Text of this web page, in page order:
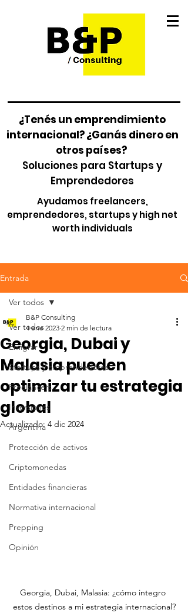
¿Tenés un emprendimiento
internacional? ¿Ganás dinero en
otros países?
Soluciones para Startups y
Emprendedores
Ayudamos freelancers,
emprendedores, startups y high net
worth individuals
Entrada
Ver todos
Emigrar
Startups y emprendedores
Freelancers
Inversiones
Argentina
Protección de activos
Criptomonedas
Entidades financieras
Normativa internacional
Prepping
Opinión
Ver todos
Georgia, Dubai y
Malasia pueden
optimizar tu estrategia
global
B&P Consulting
4 ene 2023 2 min de lectura
Actualizado: 4 dic 2024
Georgia, Dubai, Malasia: ¿cómo integro
estos destinos a mi estrategia internacional?